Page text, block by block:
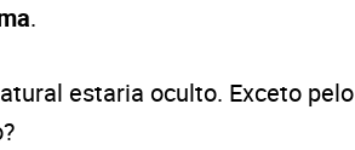
.
estaria oculto. Exceto pelo